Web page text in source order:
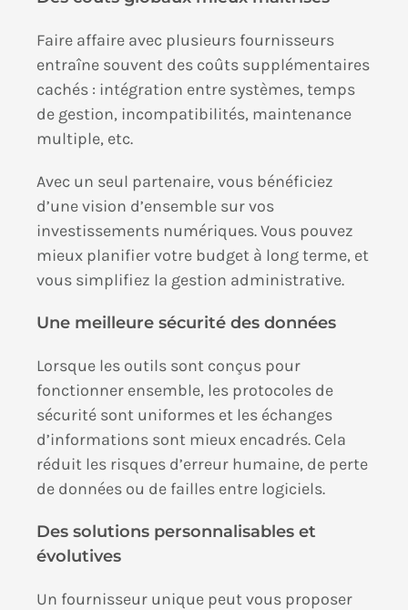
Faire affaire avec plusieurs fournisseurs
entraîne souvent des coûts supplémentaires
cachés : intégration entre systèmes, temps
de gestion, incompatibilités, maintenance
multiple, etc.
Avec un seul partenaire, vous bénéficiez
d’une vision d’ensemble sur vos
investissements numériques. Vous pouvez
mieux planifier votre budget à long terme, et
vous simplifiez la gestion administrative.
Une meilleure sécurité des données
Lorsque les outils sont conçus pour
fonctionner ensemble, les protocoles de
sécurité sont uniformes et les échanges
d’informations sont mieux encadrés. Cela
réduit les risques d’erreur humaine, de perte
de données ou de failles entre logiciels.
Des solutions personnalisables et
évolutives
Un fournisseur unique peut vous proposer